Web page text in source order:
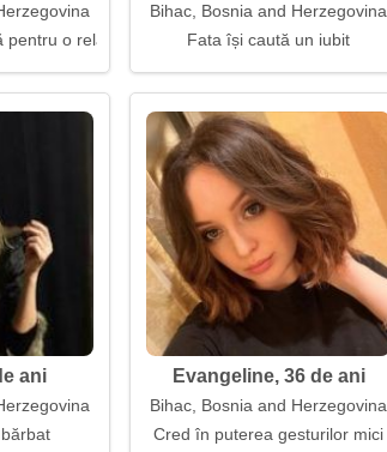
pentru o relație serioasă
Bihac, Bosnia and Herzegovina
Fata își caută un iubit
ani Evangeline, 36 de ani
Bihac, Bosnia and Herzegovina
Cred în puterea gesturilor mici